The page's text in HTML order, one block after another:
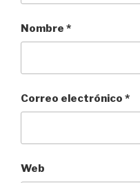
Nombre *
Correo electrónico *
Web